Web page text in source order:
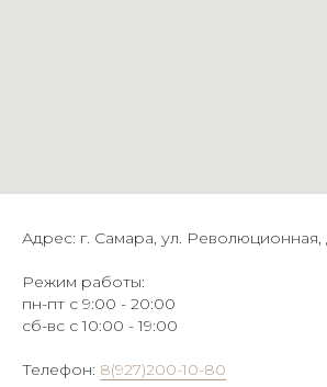
Адрес: г. Самара, ул. Революционная,
Режим работы:
пн-пт с 9:00 - 20:00
сб-вс с 10:00 - 19:00
Телефон: 8(927)200-10-80